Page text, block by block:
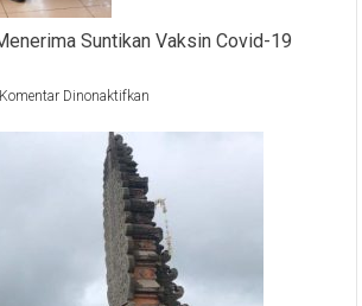
Suntikan Vaksin Covid-19
Komentar Dinonaktifkan
Vaksin
Covid-
19
Kedua